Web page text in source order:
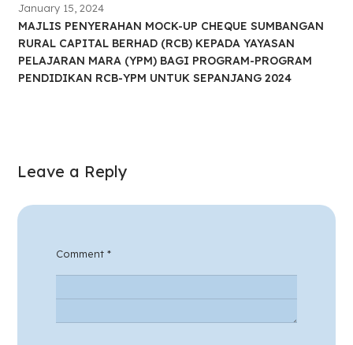
January 15, 2024
MAJLIS PENYERAHAN MOCK-UP CHEQUE SUMBANGAN
RURAL CAPITAL BERHAD (RCB) KEPADA YAYASAN
PELAJARAN MARA (YPM) BAGI PROGRAM-PROGRAM
PENDIDIKAN RCB-YPM UNTUK SEPANJANG 2024
Leave a Reply
Comment *